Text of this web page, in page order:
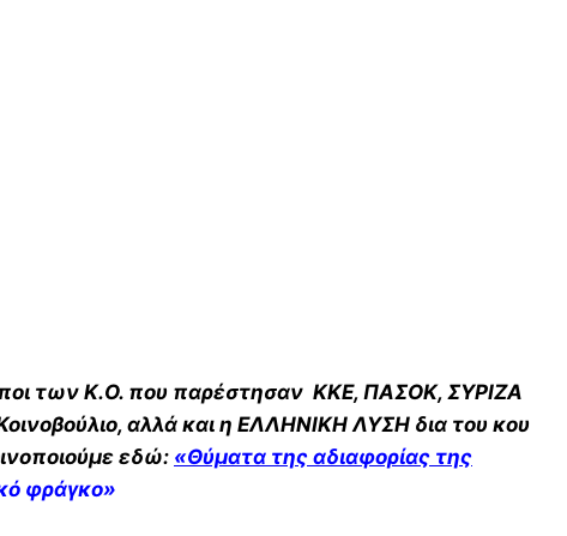
των Κ.Ο. που παρέστησαν ΚΚΕ, ΠΑΣΟΚ, ΣΥΡΙΖΑ
αλλά και η ΕΛΛΗΝΙΚΗ ΛΥΣΗ δια του κου
εδώ: «Θύματα της αδιαφορίας της
φράγκο»